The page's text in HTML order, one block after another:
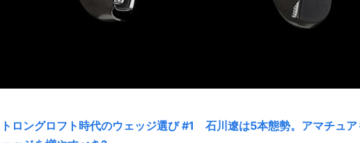
ロングロフト時代のウェッジ選び #1 石川遼は5本態勢。アマチュア